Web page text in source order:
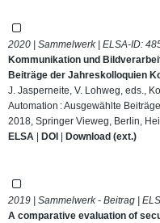
2020 | Sammelwerk | ELSA-ID:
Kommunikation und
Beiträge der Jahreskolloquien
J. Jasperneite, V. Lohweg, eds.,
Automation : Ausgewählte
2018, Springer Vieweg, Berlin,
ELSA | DOI | Download (ext.)
2019 | Sammelwerk - Beitrag |
A comparative evaluation of